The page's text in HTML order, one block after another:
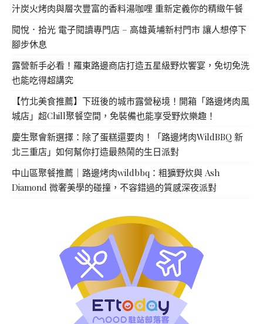
汁炭火烤肉與層次豐富的香料湯咖哩 重新定義你的精緻午餐
閱悅．拾光 電子閱讀專門店 – 高雄黃埔新村門市 讓人想停下
腳步休息
露營新手必看！羅東路邊商店打造五星級野炊饗宴，免切免洗
也能吃得超講究
【竹北美食推薦】下班後的城市露營秘境！開箱「路邊烤肉風
城店」超Chill聚餐空間，免裝備也能享受野炊樂趣！
慶生聚會新選擇：除了蛋糕還要肉！「路邊烤肉WildBBQ 新
北三重店」如何幫你打造最熱鬧的生日派對
中山區聚餐推薦｜路邊烤肉wildbbq：粗獷野炊與 Ash
Diamond 微奢美學的碰撞，不容錯過的質感深夜派對